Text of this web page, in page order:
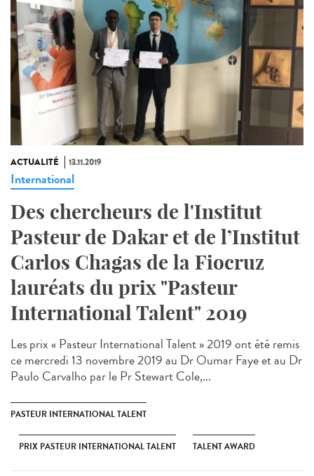
ACTUALITÉ 13.11.2019
International
Des chercheurs de l'Institut
Pasteur de Dakar et de l’Institut
Carlos Chagas de la Fiocruz
lauréats du prix "Pasteur
International Talent" 2019
Les prix « Pasteur International Talent » 2019 ont été remis
ce mercredi 13 novembre 2019 au Dr Oumar Faye et au Dr
Paulo Carvalho par le Pr Stewart Cole,...
PASTEUR INTERNATIONAL TALENT
PRIX PASTEUR INTERNATIONAL TALENT TALENT AWARD